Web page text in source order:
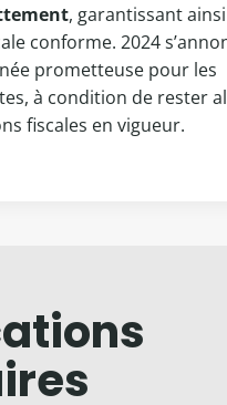
, garantissant
conforme. 2024
prometteuse pour les
à condition de rester
fiscales en vigueur.